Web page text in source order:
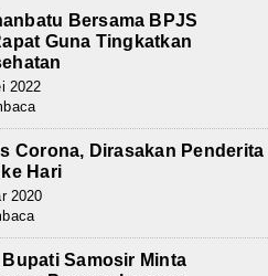
Bersama BPJS
Guna Tingkatkan
2022
Corona, Dirasakan Penderita
Hari
2020
Samosir Minta